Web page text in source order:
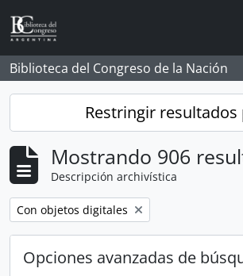
Skip to main content
Biblioteca del Congreso de la Nación
Restringir resultados
Mostrando 906
Descripción archivística
Remove filter:
Con objetos digitales
Opciones avanzadas de